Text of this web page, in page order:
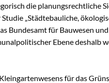
die planungsrechtliche
„Städtebauliche,
Bundesamt für Bauwesen
Ebene deshalb
für das